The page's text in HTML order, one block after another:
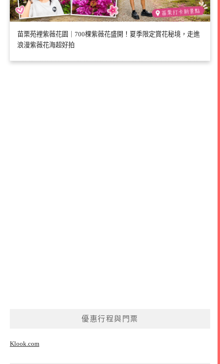
苗栗苑裡紫薇花園｜700棵紫薇花盛開！夏季限定賞花秘境，走進
浪漫紫薇花海超好拍
優惠行程與門票
Klook.com